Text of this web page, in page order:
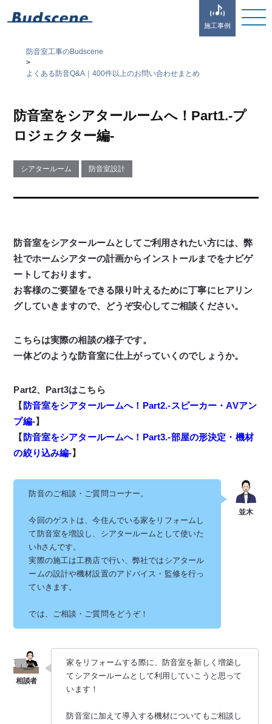
施工事例
防音室工事のBudscene
>
よくある防音Q&A｜400件以上のお問い合わせまとめ
防音室をシアタールームへ！Part1.-プ
ロジェクター編-
シアタールーム 防音室設計
防音室をシアタールームとしてご利用されたい方には、弊
社でホームシアターの計画からインストールまでをナビゲ
ートしております。
お客様のご要望をできる限り叶えるために丁寧にヒアリン
グしていきますので、どうぞ安心してご相談ください。
こちらは実際の相談の様子です。
一体どのような防音室に仕上がっていくのでしょうか。
Part2、Part3はこちら
【 防音室をシアタールームへ！Part2.-スピーカー・AVアン
プ編-】
【 防音室をシアタールームへ！Part3.-部屋の形決定・機材
の絞り込み編-】
防音のご相談・ご質問コーナー。
今回のゲストは、今住んでいる家をリフォームし
て防音室を増設し、シアタールームとして使いた
いhさんです。
実際の施工は工務店で行い、弊社ではシアタール
ームの設計や機材設置のアドバイス・監修を行っ
ていきます。
では、ご相談・ご質問をどうぞ！
家をリフォームする際に、防音室を新しく増築し
てシアタールームとして利用していこうと思って
います！
防音室に加えて導入する機材についてもご相談し